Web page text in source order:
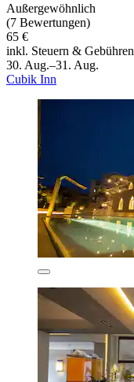
Außergewöhnlich
(7 Bewertungen)
65 €
inkl. Steuern & Gebühren
30. Aug.–31. Aug.
Cubik Inn